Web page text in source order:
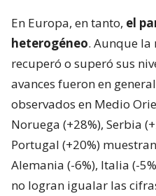
En Europa, en tanto, el
heterogéneo. Aunque la
recuperó o superó sus
avances fueron en
observados en Medio
Noruega (+28%), Serbia
Portugal (+20%)
Alemania (-6%), Italia (-
no logran igualar las